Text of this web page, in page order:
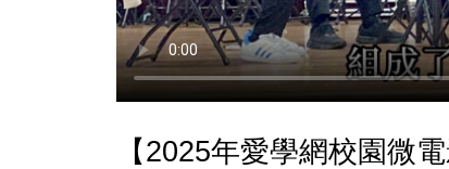
【2025年愛學網校園微